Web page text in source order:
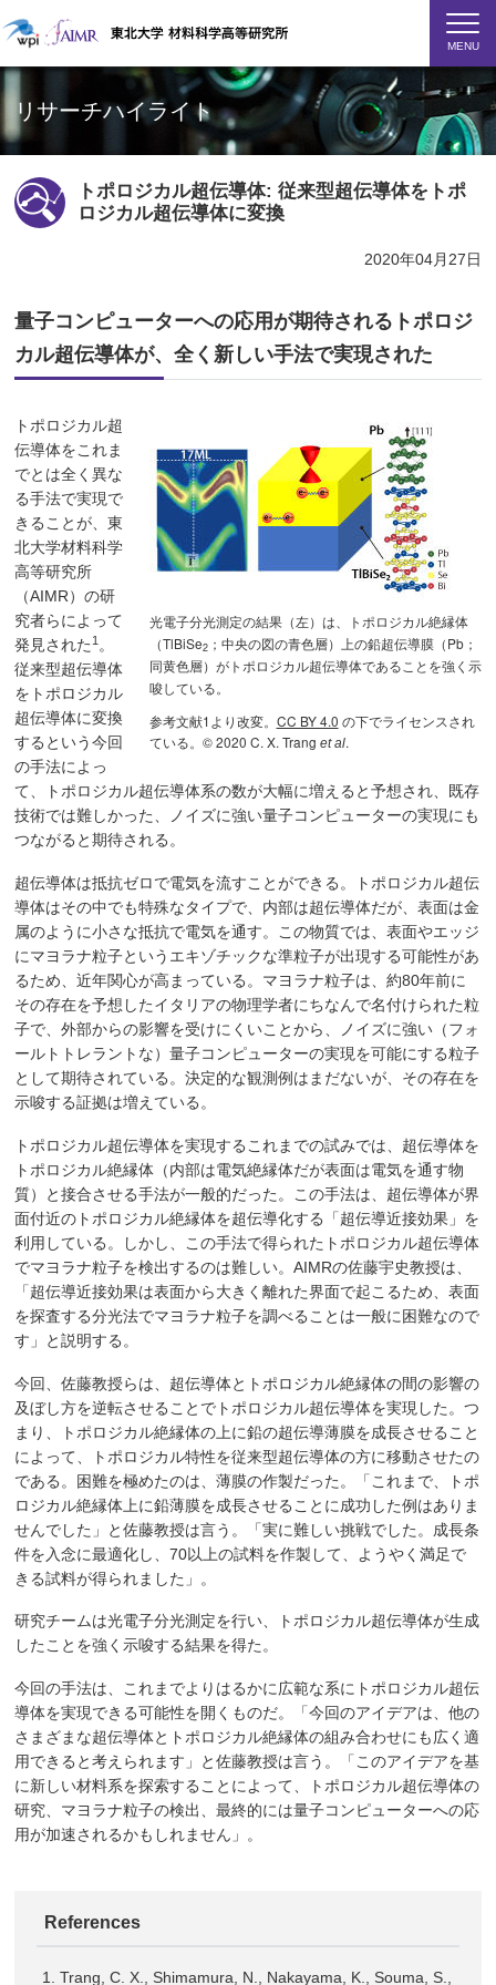
MENU
リサーチハイライト
トポロジカル超伝導体: 従来型超伝導体をトポ
ロジカル超伝導体に変換
2020年04月27日
量子コンピューターへの応用が期待されるトポロジ
カル超伝導体が、全く新しい手法で実現された
光電子分光測定の結果（左）は、トポロジカル絶縁体
（TlBiSe2；中央の図の青色層）上の鉛超伝導膜（Pb；
同黄色層）がトポロジカル超伝導体であることを強く示
唆している。
参考文献1より改変。 CC BY 4.0 の下でライセンスされ
ている。© 2020 C. X. Trang et al.
トポロジカル超
伝導体をこれま
でとは全く異な
る手法で実現で
きることが、東
北大学材料科学
高等研究所
（AIMR）の研
究者らによって
発見された1 。
従来型超伝導体
をトポロジカル
超伝導体に変換
するという今回
の手法によっ
て、トポロジカル超伝導体系の数が大幅に増えると予想され、既存
技術では難しかった、ノイズに強い量子コンピューターの実現にも
つながると期待される。
超伝導体は抵抗ゼロで電気を流すことができる。トポロジカル超伝
導体はその中でも特殊なタイプで、内部は超伝導体だが、表面は金
属のように小さな抵抗で電気を通す。この物質では、表面やエッジ
にマヨラナ粒子というエキゾチックな準粒子が出現する可能性があ
るため、近年関心が高まっている。マヨラナ粒子は、約80年前に
その存在を予想したイタリアの物理学者にちなんで名付けられた粒
子で、外部からの影響を受けにくいことから、ノイズに強い（フォ
ールトトレラントな）量子コンピューターの実現を可能にする粒子
として期待されている。決定的な観測例はまだないが、その存在を
示唆する証拠は増えている。
トポロジカル超伝導体を実現するこれまでの試みでは、超伝導体を
トポロジカル絶縁体（内部は電気絶縁体だが表面は電気を通す物
質）と接合させる手法が一般的だった。この手法は、超伝導体が界
面付近のトポロジカル絶縁体を超伝導化する「超伝導近接効果」を
利用している。しかし、この手法で得られたトポロジカル超伝導体
でマヨラナ粒子を検出するのは難しい。AIMRの佐藤宇史教授は、
「超伝導近接効果は表面から大きく離れた界面で起こるため、表面
を探査する分光法でマヨラナ粒子を調べることは一般に困難なので
す」と説明する。
今回、佐藤教授らは、超伝導体とトポロジカル絶縁体の間の影響の
及ぼし方を逆転させることでトポロジカル超伝導体を実現した。つ
まり、トポロジカル絶縁体の上に鉛の超伝導薄膜を成長させること
によって、トポロジカル特性を従来型超伝導体の方に移動させたの
である。困難を極めたのは、薄膜の作製だった。「これまで、トポ
ロジカル絶縁体上に鉛薄膜を成長させることに成功した例はありま
せんでした」と佐藤教授は言う。「実に難しい挑戦でした。成長条
件を入念に最適化し、70以上の試料を作製して、ようやく満足で
きる試料が得られました」。
研究チームは光電子分光測定を行い、トポロジカル超伝導体が生成
したことを強く示唆する結果を得た。
今回の手法は、これまでよりはるかに広範な系にトポロジカル超伝
導体を実現できる可能性を開くものだ。「今回のアイデアは、他の
さまざまな超伝導体とトポロジカル絶縁体の組み合わせにも広く適
用できると考えられます」と佐藤教授は言う。「このアイデアを基
に新しい材料系を探索することによって、トポロジカル超伝導体の
研究、マヨラナ粒子の検出、最終的には量子コンピューターへの応
用が加速されるかもしれません」。
References
Trang, C. X., Shimamura, N., Nakayama, K., Souma, S.,